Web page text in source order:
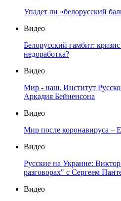
Упадет ли «белорусский
Видео
Белорусский гамбит:
недоработка?
Видео
Мир - наш. Институт
Аркадия Бейненсона
Видео
Мир после коронавируса –
Видео
Русские на Украине:
разговорах" с Сергеем
Видео